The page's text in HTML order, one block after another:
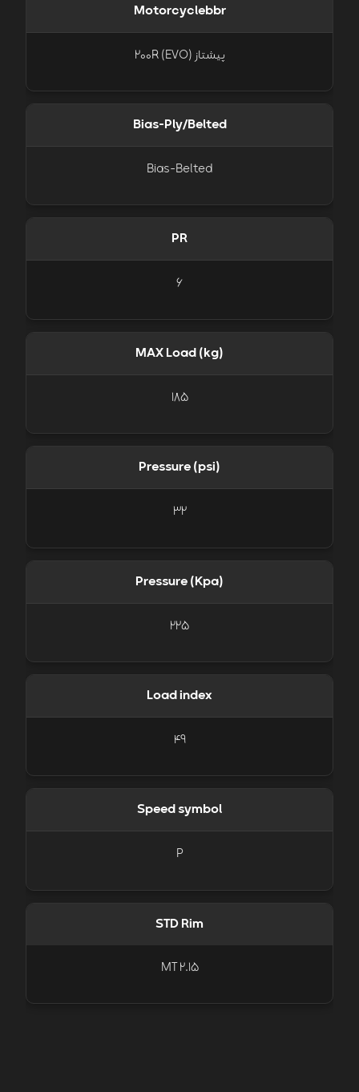
Motorcyclebbr
پیشتاز 200R (EVO)
Bias-Ply/Belted
Bias-Belted
PR
6
MAX Load (kg)
185
Pressure (psi)
32
Pressure (Kpa)
225
Load index
49
Speed symbol
P
STD Rim
MT 2.15